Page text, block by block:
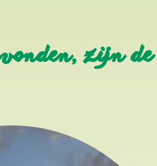
zijn